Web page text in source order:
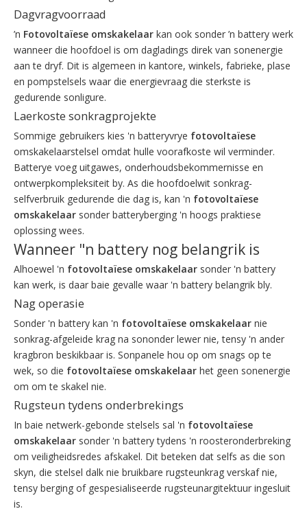
Dagvragvoorraad
’n Fotovoltaïese omskakelaar kan ook sonder ’n battery werk
wanneer die hoofdoel is om dagladings direk van sonenergie
aan te dryf. Dit is algemeen in kantore, winkels, fabrieke, plase
en pompstelsels waar die energievraag die sterkste is
gedurende sonligure.
Laerkoste sonkragprojekte
Sommige gebruikers kies 'n batteryvrye fotovoltaïese
omskakelaarstelsel omdat hulle voorafkoste wil verminder.
Batterye voeg uitgawes, onderhoudsbekommernisse en
ontwerpkompleksiteit by. As die hoofdoelwit sonkrag-
selfverbruik gedurende die dag is, kan 'n fotovoltaïese
omskakelaar sonder batteryberging 'n hoogs praktiese
oplossing wees.
Wanneer "n battery nog belangrik is
Alhoewel 'n fotovoltaïese omskakelaar sonder 'n battery
kan werk, is daar baie gevalle waar 'n battery belangrik bly.
Nag operasie
Sonder 'n battery kan 'n fotovoltaïese omskakelaar nie
sonkrag-afgeleide krag na sononder lewer nie, tensy 'n ander
kragbron beskikbaar is. Sonpanele hou op om snags op te
wek, so die fotovoltaïese omskakelaar het geen sonenergie
om om te skakel nie.
Rugsteun tydens onderbrekings
In baie netwerk-gebonde stelsels sal 'n fotovoltaïese
omskakelaar sonder 'n battery tydens 'n roosteronderbreking
om veiligheidsredes afskakel. Dit beteken dat selfs as die son
skyn, die stelsel dalk nie bruikbare rugsteunkrag verskaf nie,
tensy berging of gespesialiseerde rugsteunargitektuur ingesluit
is.